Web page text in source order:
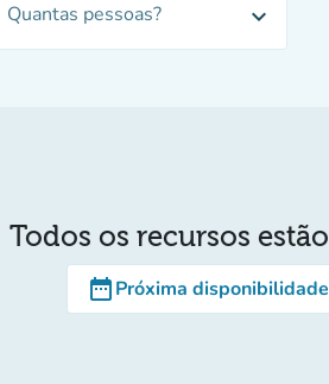
Quantas pessoas? expand_more
Todos os recursos
date_rangePróxima disponibilidade